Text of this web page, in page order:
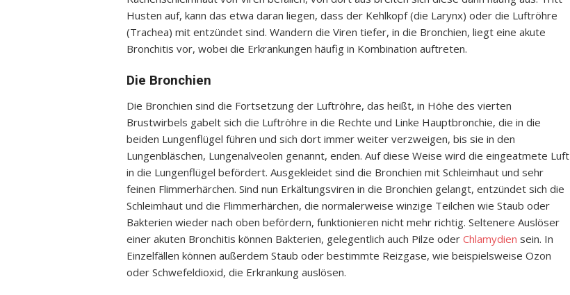
Husten auf, kann das etwa daran liegen, dass der Kehlkopf (die Larynx) oder die Luftröhre
(Trachea) mit entzündet sind. Wandern die Viren tiefer, in die Bronchien, liegt eine akute
Bronchitis vor, wobei die Erkrankungen häufig in Kombination auftreten.
Die Bronchien
Die Bronchien sind die Fortsetzung der Luftröhre, das heißt, in Höhe des vierten
Brustwirbels gabelt sich die Luftröhre in die Rechte und Linke Hauptbronchie, die in die
beiden Lungenflügel führen und sich dort immer weiter verzweigen, bis sie in den
Lungenbläschen, Lungenalveolen genannt, enden. Auf diese Weise wird die eingeatmete Luft
in die Lungenflügel befördert. Ausgekleidet sind die Bronchien mit Schleimhaut und sehr
feinen Flimmerhärchen. Sind nun Erkältungsviren in die Bronchien gelangt, entzündet sich die
Schleimhaut und die Flimmerhärchen, die normalerweise winzige Teilchen wie Staub oder
Bakterien wieder nach oben befördern, funktionieren nicht mehr richtig. Seltenere Auslöser
einer akuten Bronchitis können Bakterien, gelegentlich auch Pilze oder Chlamydien sein. In
Einzelfällen können außerdem Staub oder bestimmte Reizgase, wie beispielsweise Ozon
oder Schwefeldioxid, die Erkrankung auslösen.